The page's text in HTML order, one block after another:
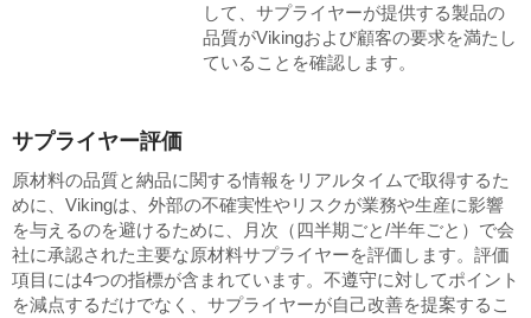
して、サプライヤーが提供する製品の
品質がVikingおよび顧客の要求を満たし
ていることを確認します。
サプライヤー評価
原材料の品質と納品に関する情報をリアルタイムで取得するた
めに、Vikingは、外部の不確実性やリスクが業務や生産に影響
を与えるのを避けるために、月次（四半期ごと/半年ごと）で会
社に承認された主要な原材料サプライヤーを評価します。評価
項目には4つの指標が含まれています。不遵守に対してポイント
を減点するだけでなく、サプライヤーが自己改善を提案するこ